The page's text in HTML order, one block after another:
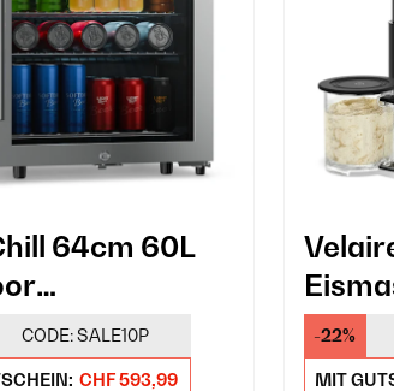
64cm 60L
Silber
CODE:SALE10P
CHF 593,99
-22%
MIT